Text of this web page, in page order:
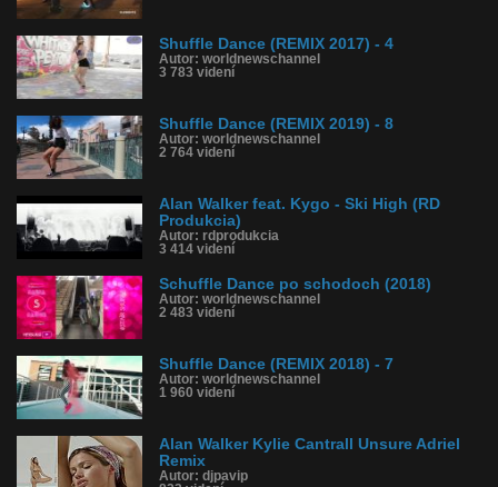
Shuffle Dance (REMIX 2017) - 4
Autor: worldnewschannel
3 783 videní
Shuffle Dance (REMIX 2019) - 8
Autor: worldnewschannel
2 764 videní
Alan Walker feat. Kygo - Ski High (RD
Produkcia)
Autor: rdprodukcia
3 414 videní
Schuffle Dance po schodoch (2018)
Autor: worldnewschannel
2 483 videní
Shuffle Dance (REMIX 2018) - 7
Autor: worldnewschannel
1 960 videní
Alan Walker Kylie Cantrall Unsure Adriel
Remix
Autor: djpavip